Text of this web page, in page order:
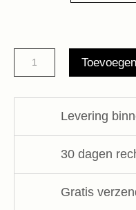
Betty
Stretched
Gai+Lisva
Levering
30 dagen
Gratis